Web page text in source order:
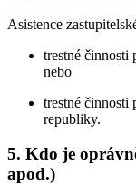
Asistence
trestné činnosti
nebo
trestné činnosti
republiky.
5. Kdo je
apod.)